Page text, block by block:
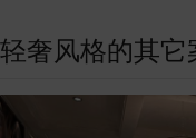
轻奢风格的其它